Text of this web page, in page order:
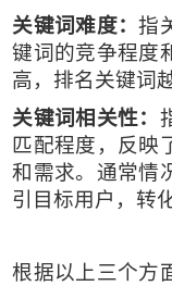
关键词难度：指
键词的竞争程度
高，排名关键词
关键词相关性：
匹配程度，反映
和需求。通常情
引目标用户，转
根据以上三个方